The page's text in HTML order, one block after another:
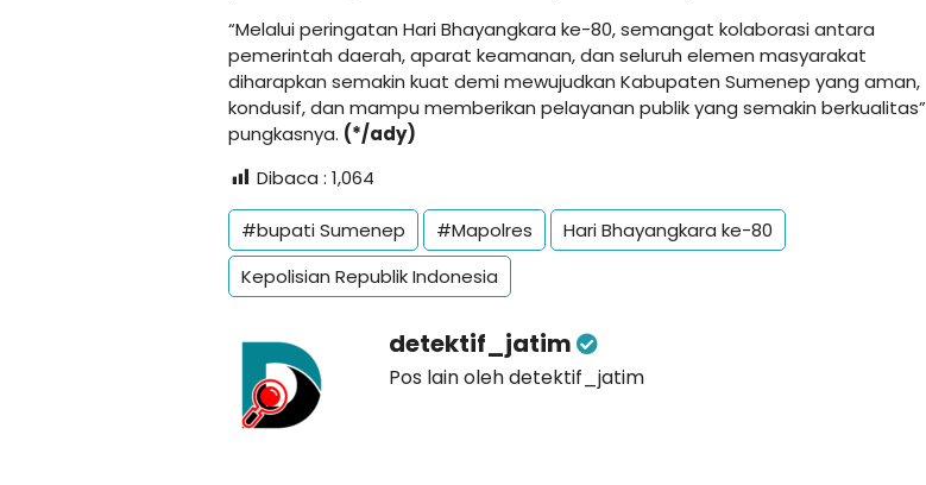
“Melalui peringatan Hari Bhayangkara ke-80, semangat kolaborasi antara
pemerintah daerah, aparat keamanan, dan seluruh elemen masyarakat
diharapkan semakin kuat demi mewujudkan Kabupaten Sumenep yang aman,
kondusif, dan mampu memberikan pelayanan publik yang semakin berkualitas”
pungkasnya. (*/ady)
Dibaca : 1,064
#bupati Sumenep #Mapolres
Hari Bhayangkara ke-80
Kepolisian Republik Indonesia
detektif_jatim
Pos lain oleh detektif_jatim